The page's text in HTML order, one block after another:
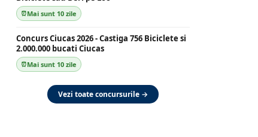
Mai sunt 10 zile
Concurs Ciucas 2026 - Castiga 756 Biciclete si
2.000.000 bucati Ciucas
Mai sunt 10 zile
Vezi toate concursurile →